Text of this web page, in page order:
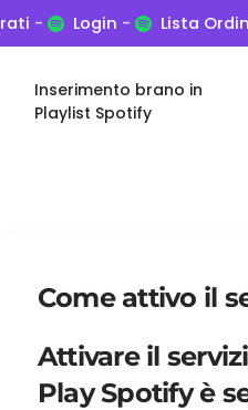
- Login - Lista
Inserimento brano in
Playlist Spotify
Come attivo il
Attivare il
Play Spotifyè